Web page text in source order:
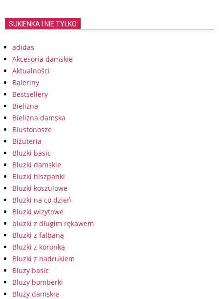
SUKIENKA I NIE TYLKO
adidas
Akcesoria damskie
Aktualności
Baleriny
Bestsellery
Bielizna
Bielizna damska
Biustonosze
Biżuteria
Bluzki basic
Bluzki damskie
Bluzki hiszpanki
Bluzki koszulowe
Bluzki na co dzień
Bluzki wizytowe
bluzki z długim rękawem
Bluzki z falbaną
Bluzki z koronką
Bluzki z nadrukiem
Bluzy basic
Bluzy bomberki
Bluzy damskie